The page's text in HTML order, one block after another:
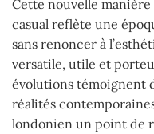
Cette nouvelle
casual reflète une
sans renoncer à
versatile, utile et
évolutions témoignent
réalités
londonien un point de